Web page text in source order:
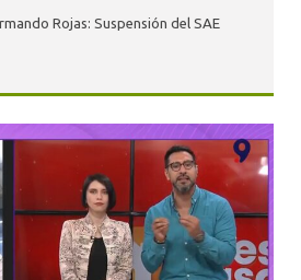
Rojas: Suspensión del SAE